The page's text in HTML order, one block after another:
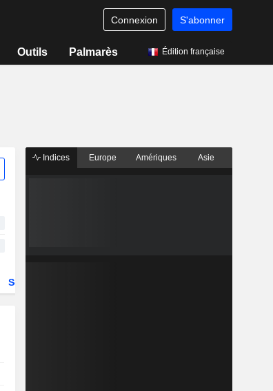
Connexion S'abonner
Outils Palmarès Édition française
Secteur
Indices Europe Amériques Asie